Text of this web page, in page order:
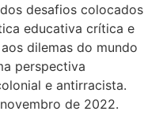
desafios colocados
educativa crítica e
dilemas do mundo
perspectiva
e antirracista.
de 2022.